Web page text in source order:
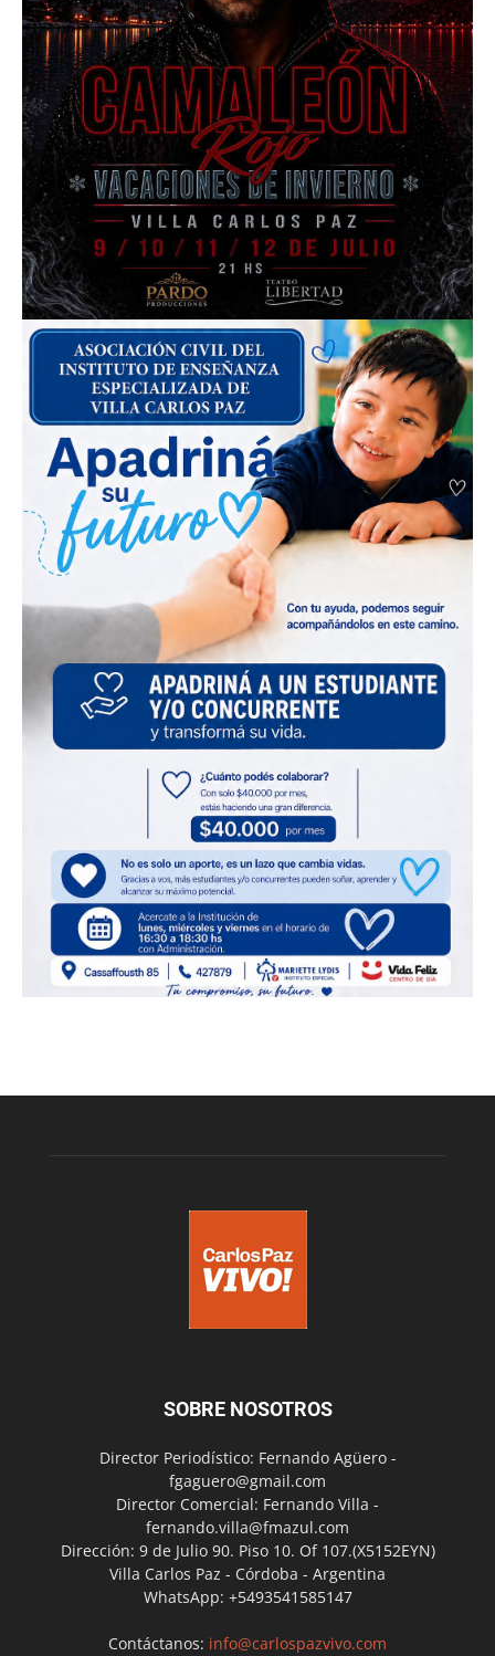
SOBRE NOSOTROS
Director Periodístico: Fernando Agüero -
fgaguero@gmail.com
Director Comercial: Fernando Villa -
fernando.villa@fmazul.com
Dirección: 9 de Julio 90. Piso 10. Of 107.(X5152EYN)
Villa Carlos Paz - Córdoba - Argentina
WhatsApp: +5493541585147
Contáctanos: info@carlospazvivo.com